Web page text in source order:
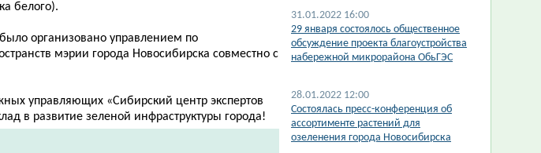
белого).
организовано управлением по
мэрии города Новосибирска совместно с
управляющих «Сибирский центр экспертов
в развитие зеленой инфраструктуры города!
31.01.2022 16:00
29 января состоялось общественное
обсуждение проекта благоустройства
набережной микрорайона ОбьГЭС
28.01.2022 12:00
Состоялась пресс-конференция об
ассортименте растений для
озеленения города Новосибирска